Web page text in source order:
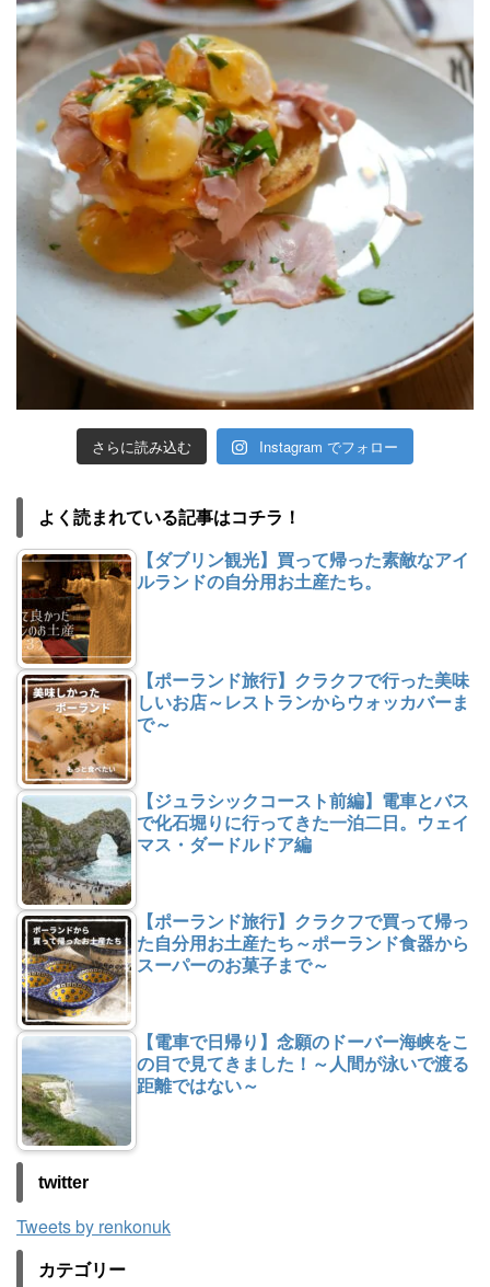
さらに読み込む Instagram でフォロー
よく読まれている記事はコチラ！
【ダブリン観光】買って帰った素敵なアイ
ルランドの自分用お土産たち。
【ポーランド旅行】クラクフで行った美味
しいお店～レストランからウォッカバーま
で～
【ジュラシックコースト前編】電車とバス
で化石堀りに行ってきた一泊二日。ウェイ
マス・ダードルドア編
【ポーランド旅行】クラクフで買って帰っ
た自分用お土産たち～ポーランド食器から
スーパーのお菓子まで～
【電車で日帰り】念願のドーバー海峡をこ
の目で見てきました！～人間が泳いで渡る
距離ではない～
twitter
Tweets by renkonuk
カテゴリー